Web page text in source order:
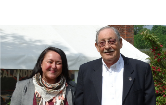
Branding
ARMCHAIR